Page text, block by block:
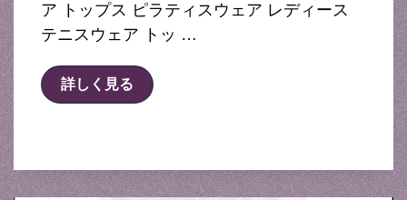
ア トップス ピラティスウェア レディース
テニスウェア トッ …
詳しく見る